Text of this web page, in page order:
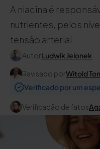
A niacina é
nutrientes, pelos
tensão arterial.
AutorLudwik Jelonek
Revisado porWitold
Verificado por um
Verificação de fatos